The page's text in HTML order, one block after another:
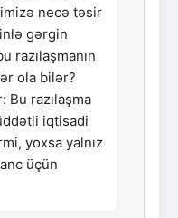
necə təsir
gərgin
razılaşmanın
ola bilər?
Bu razılaşma
iqtisadi
yoxsa yalnız
üçün